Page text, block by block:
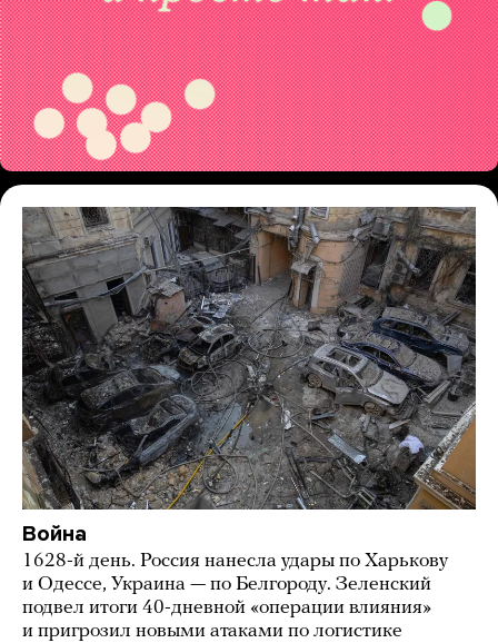
Война
1628-й день. Россия нанесла удары по Харькову
и Одессе, Украина — по Белгороду. Зеленский
подвел итоги 40-дневной «операции влияния»
и пригрозил новыми атаками по логистике